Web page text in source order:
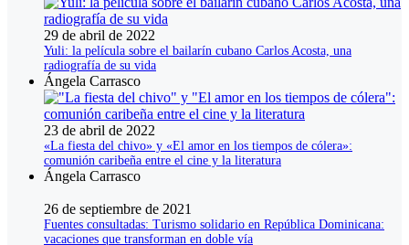
29 de abril de 2022
Yuli: la película sobre el bailarín cubano Carlos Acosta, una
radiografía de su vida
Ángela Carrasco
23 de abril de 2022
«La fiesta del chivo» y «El amor en los tiempos de cólera»:
comunión caribeña entre el cine y la literatura
Ángela Carrasco
26 de septiembre de 2021
Fuentes consultadas: Turismo solidario en República Dominicana:
vacaciones que transforman en doble vía